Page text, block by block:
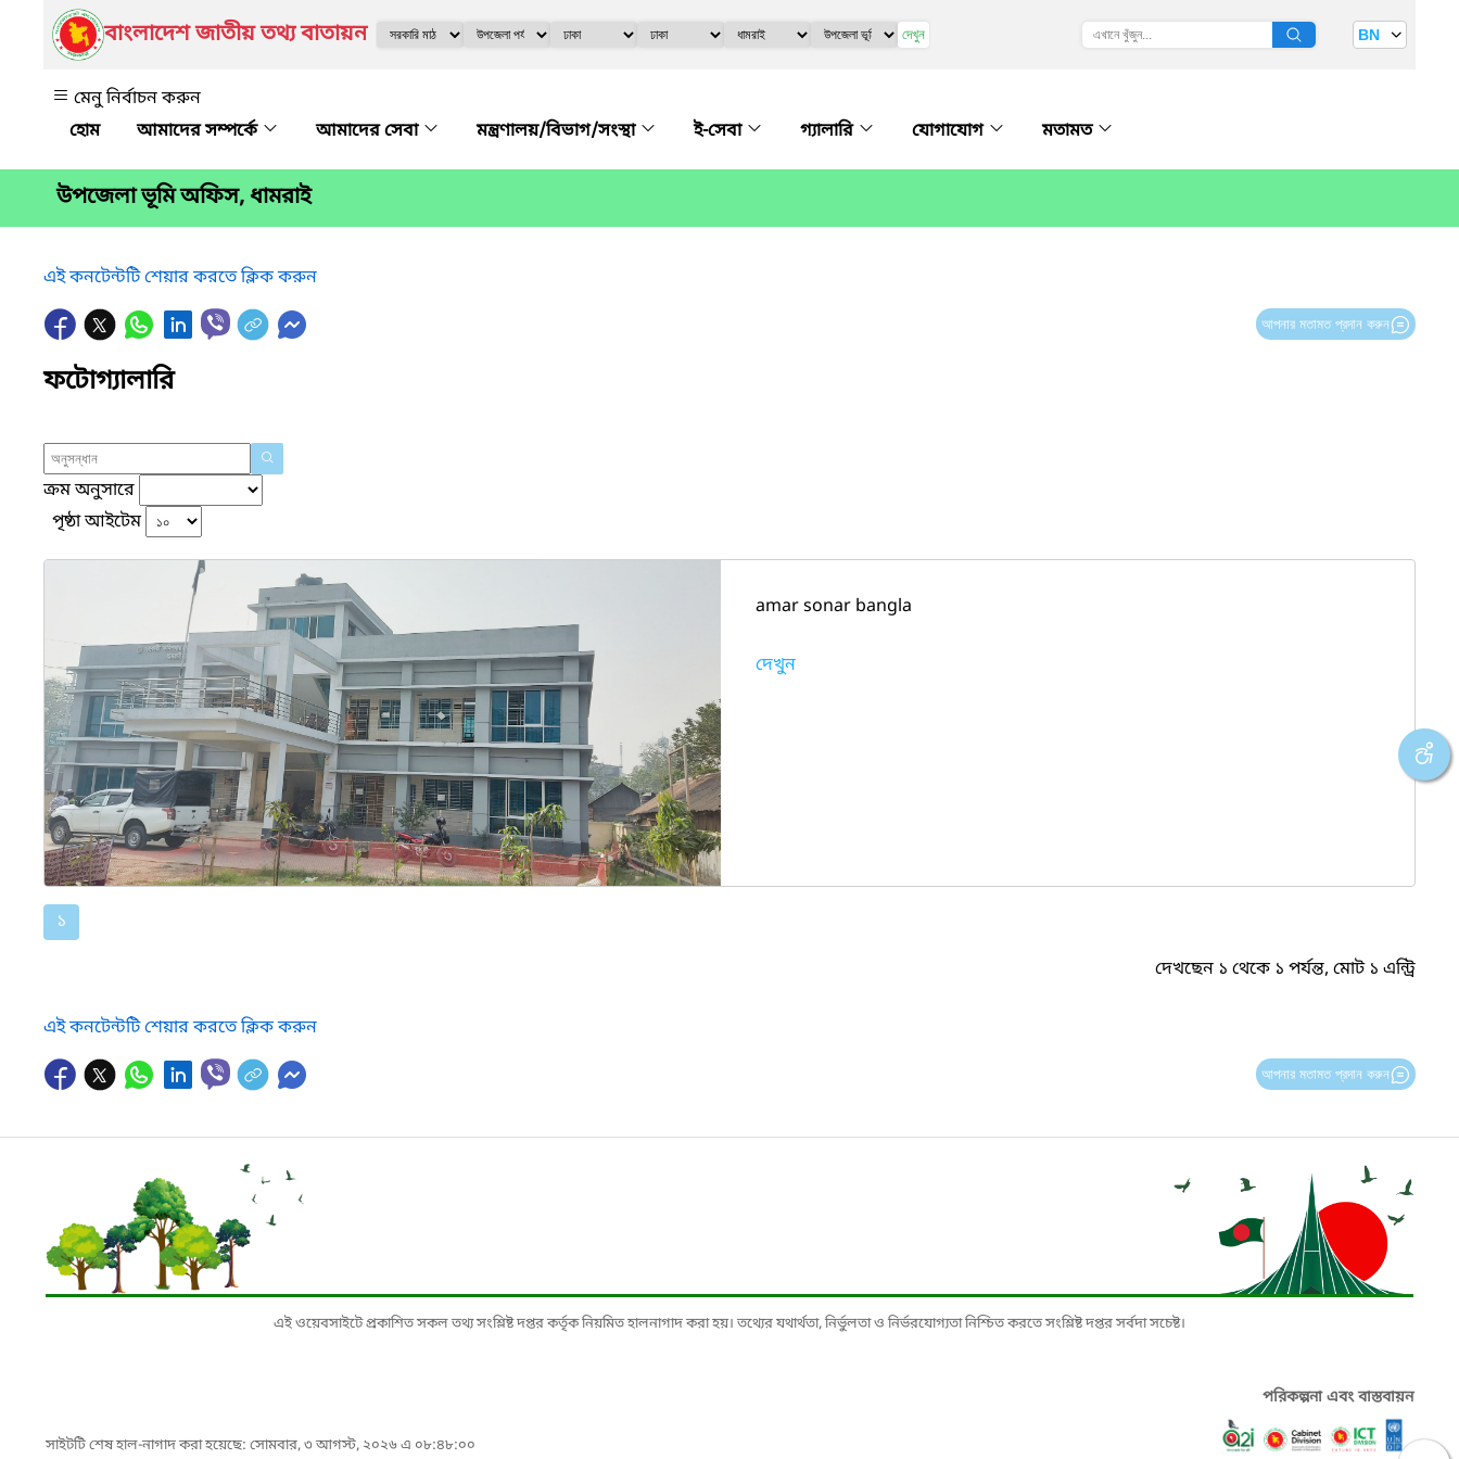
বাংলাদেশ জাতীয় তথ্য বাতায়ন দেখুন BN
মেনু নির্বাচন করুন
আমাদের সম্পর্কে
আমাদের সেবা মন্ত্রণালয়/বিভাগ/সংস্থা ই-সেবা গ্যালারি যোগাযোগ মতামত
উপজেলা ভূমি অফিস, ধামরাই
এই কনটেন্টটি শেয়ার করতে ক্লিক করুন
আপনার মতামত প্রদান করুন
ফটোগ্যালারি
ক্রম অনুসারে
পৃষ্ঠা আইটেম
amar sonar bangla
দেখুন
১
দেখছেন ১ থেকে ১ পর্যন্ত, মোট ১ এন্ট্রি
এই কনটেন্টটি শেয়ার করতে ক্লিক করুন
আপনার মতামত প্রদান করুন
এই ওয়েবসাইটে প্রকাশিত সকল তথ্য সংশ্লিষ্ট দপ্তর কর্তৃক নিয়মিত হালনাগাদ করা হয়। তথ্যের যথার্থতা, নির্ভুলতা ও নির্ভরযোগ্যতা নিশ্চিত করতে সংশ্লিষ্ট দপ্তর সর্বদা সচেষ্ট।
সাইটটি শেষ হাল-নাগাদ করা হয়েছে: সোমবার, ৩ আগস্ট, ২০২৬ এ ০৮:৪৮:০০
পরিকল্পনা এবং বাস্তবায়ন